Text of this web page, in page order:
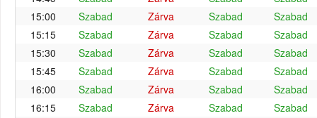
15:00
Szabad Zárva Szabad
Szabad
15:15
Szabad Zárva Szabad
Szabad
15:30
Szabad Zárva Szabad
Szabad
15:45
Szabad Zárva Szabad
Szabad
16:00
Szabad Zárva Szabad
Szabad
16:15
Szabad Zárva Szabad Szabad